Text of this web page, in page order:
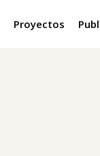
Proyectos